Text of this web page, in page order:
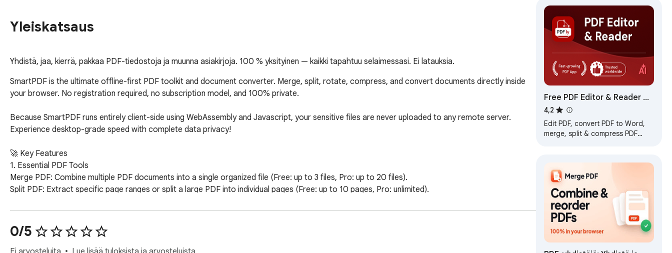
Yleiskatsaus
Yhdistä, jaa, kierrä, pakkaa PDF-tiedostoja ja muunna asiakirjoja. 100 % yksityinen — kaikki tapahtuu selaimessasi. Ei latauksia.
SmartPDF is the ultimate offline-first PDF toolkit and document converter. Merge, split, rotate, compress, and convert documents directly inside
your browser. No registration required, no subscription model, and 100% private.
Because SmartPDF runs entirely client-side using WebAssembly and Javascript, your sensitive files are never uploaded to any remote server.
Experience desktop-grade speed with complete data privacy!
🚀 Key Features
1. Essential PDF Tools
Merge PDF: Combine multiple PDF documents into a single organized file (Free: up to 3 files, Pro: up to 20 files).
Split PDF: Extract specific page ranges or split a large PDF into individual pages (Free: up to 10 pages, Pro: unlimited).
Compress PDF: Reduce PDF file sizes for easy email sharing without losing readable quality.
Image to PDF Converter: Instantly convert JPG, PNG, and WebP images into clean, standard PDF documents.
2. Local Document & Image Converter
Quickly convert files between popular formats directly on your computer:
0/5
Free PDF Editor & Reader —
Compress, Merge, Convert
PDFs · PDFly
4,2
Edit PDF, convert PDF to Word,
merge, split & compress PDF